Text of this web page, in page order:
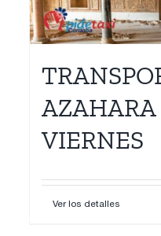
VIERNES
Ver los detalles